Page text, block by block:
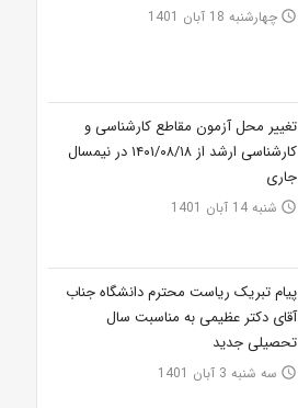
access_time چهارشنبه 18 آبان 1401
تغییر محل آزمون مقاطع کارشناسی و
کارشناسی ارشد از ۱۴۰۱/۰۸/۱۸ در نیمسال
جاری
access_time شنبه 14 آبان 1401
پیام تبریک ریاست محترم دانشگاه جناب
آقای دکتر عظیمی به مناسبت سال
تحصیلی جدید
access_time سه شنبه 3 آبان 1401